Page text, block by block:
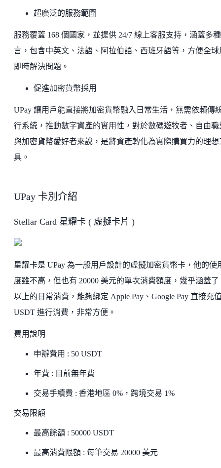
超廣泛的服務範圍
服務覆蓋 168 個國家，並提供 24/7 線上客服支持，涵蓋多
言，包含中英文、法語、阿拉伯語、西班牙語等，方便全球
即時解決問題。
促進加密貨幣採用
UPay 讓用戶能直接將加密貨幣融入日常生活，無需依賴傳
行系統，推動數字資產的實用性，對於數碼遊牧者、自由職
與加密貨幣愛好者來說，是將資產轉化為實際購買力的理想
具。
UPay 卡別介紹
Stellar Card 星耀卡 ( 虛擬卡片 )
星耀卡是 UPay 為一般用戶設計的虛擬加密貨幣卡，他的使
度雖不高，但也有 20000 美元的單次消費額度，幾乎涵蓋了
以上的日常消費，能夠綁定 Apple Pay、Google Pay 直接充
USDT 進行消費，非常方便。
費用說明
申辦費用 : 50 USDT
年費 : 目前無年費
交易手續費 : 香港地區 0%，跨境交易 1%
交易限額
最高餘額 : 50000 USDT
最高消費限額 : 每筆交易 20000 美元